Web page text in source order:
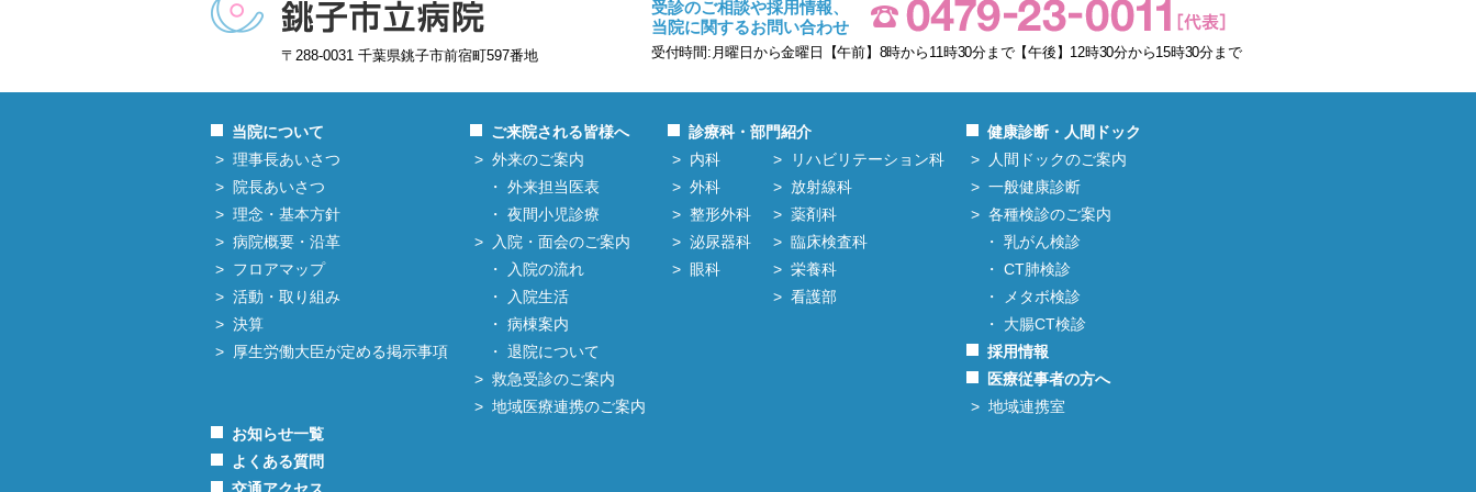
〒288-0031 千葉県銚子市前宿町597番地
受診のご相談や採用情報、
当院に関するお問い合わせ
受付時間:月曜日から金曜日【午前】8時から11時30分まで【午後】12時30分から15時30分まで
当院について
理事長あいさつ
院長あいさつ
理念・基本方針
病院概要・沿革
フロアマップ
活動・取り組み
決算
厚生労働大臣が定める掲示事項
ご来院される皆様へ
外来のご案内
外来担当医表
夜間小児診療
入院・面会のご案内
入院の流れ
入院生活
病棟案内
退院について
救急受診のご案内
地域医療連携のご案内
診療科・部門紹介
内科
外科
整形外科
泌尿器科
眼科
リハビリテーション科
放射線科
薬剤科
臨床検査科
栄養科
看護部
健康診断・人間ドック
人間ドックのご案内
一般健康診断
各種検診のご案内
乳がん検診
CT肺検診
メタボ検診
大腸CT検診
採用情報
医療従事者の方へ
地域連携室
お知らせ一覧
よくある質問